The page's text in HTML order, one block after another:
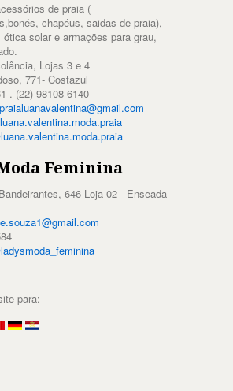
de praia (
chapéus, saidas de praia),
solar e armações para grau,
Lojas 3 e 4
771- Costazul
. (22) 98108-6140
Feminina
646 Loja 02 - Enseada
para: